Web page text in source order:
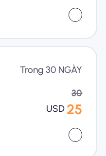
Trong 30 NGÀY
30
USD 25